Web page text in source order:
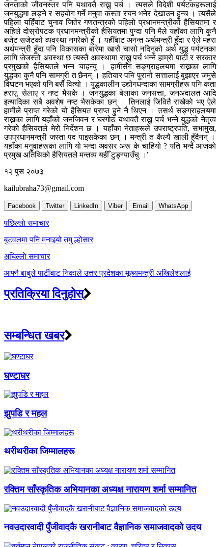
जनताको जीवनस्तर पनि यथावतै राख्नु पर्च । त्यसले विदेशी पर्यटकहरूलाई
जनयुद्धमा लड्ने र सहयोग गर्ने मनुवा कस्ता रचन भनेर देखाउन हुन्च । त्यसैले
पहिला यहिँबाट चुनाव जितेर गणतन्त्रको पहिलो प्रधानमन्त्रीको हैसियतमा र
अहिले दोस्रोपटक प्रधानमन्त्रीको हैसियतमा पुग्दा पनि मैले यहाँका लागि कुनै
बजेट सजेटको व्यवस्था नगरेको हुँ । यहीँबाट अनन्त अर्थमन्त्री हुँदा र ऐले महरा
अर्थमन्त्री हुँदा पनि विकासका बारेमा खासै चासो नदिनुको अर्थ युद्ध पर्यटनका
लागि जेजस्तो अवस्था छ त्यस्तै अवस्थामा राख्नु पर्च भन्ने हाम्रो पार्टी र सरकार
प्रमुखको हैसियतले भन्न चाहन्चु । हामीसँग सङ्ग्राहलयमा राख्नका लागि
युद्धका कुनै पनि सामग्री त छैनन् । हतियार पनि पुरानो सत्तालाई बुझाएर जमुसे
विघटन भएको पनि बर्सै वित्यो । युद्धकालीन उद्योगधन्दाका सामग्रीहरू पनि कता
हराए, सेलाए र नष्ट भैसके । जनयुद्धका बेलाका जनसत्ता, जनअदालत आदि
इत्यादिका सबै अवशेष नष्ट भैसकेका छन् । तिनलाई जिवितै राखेको भए ऐले
हामीले प्राप्त गरेको यो हैसियत प्राप्त हुने नै थिएन । तसर्थ सङ्ग्राहलयमा
राख्नका लागि यहाँको जनजिवन र घरगोठ यथावतै राख्नु पर्च भन्ने युद्धको नेतृत्व
गरेको हैसियतले मेरो निर्देशन छ । यहाँका नेताहरूले उपराष्ट्रपति, सभामुख,
उपप्रधानमन्त्री जस्ता पद पाइसकेका छन् । मन्त्री त कैल्यै खाली हुँदैनन् ।
यहाँका मनुवाहरूका लागि यो भन्दा अवसर अरू के चाहियो ? यति भन्दै आजको
प्रमुख अतिथिको हैसियतले मन्तव्य यहीँ टुङ्ग्याउँचु ।’
१२ पुस २०७३
kailubraha73@gmail.com
Facebook Twitter LinkedIn Viber Email WhatsApp
Post
navigation
पछिल्लाे समाचार
बुटवलमा पनि मनाइयो तमु ल्होसार
अघिल्लाे समाचार
आफ्नै बाबुले पार्टीबाट निकाले उत्तर प्रदेशका मूख्यमन्त्री अखिलेशलाई
प्रतिक्रिया दिनुहोस्
सम्बन्धित खबर
घण्टाघर
झुपडि र महल
थरीथरीका जिम्मालहरू
रक्तिम साँस्कृतिक अभियानका अध्यक्ष नारायण शर्मा सम्मानित
नवउदारवादी पुँजीवादकै खरानीबाट वैज्ञानिक समाजवादको उदय